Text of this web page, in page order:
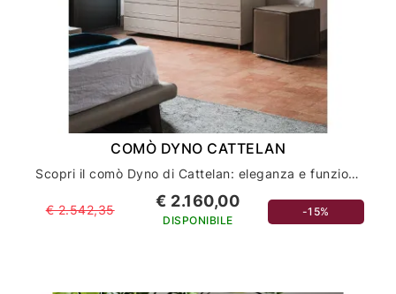
COMÒ DYNO CATTELAN
Scopri il comò Dyno di Cattelan: eleganza e funzionalità per l'arredamento della tua casa
€ 2.542,35 € 2.160,00
DISPONIBILE
-15%